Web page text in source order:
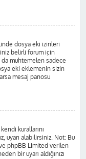
dosya eki izinleri
belirli forum için
muhtemelen sadece
eki eklemenin sizin
mesaj panosu
kurallarını
uyarı alabilirsiniz. Not: Bu
phpBB Limited verilen
bir uyarı aldığınızı